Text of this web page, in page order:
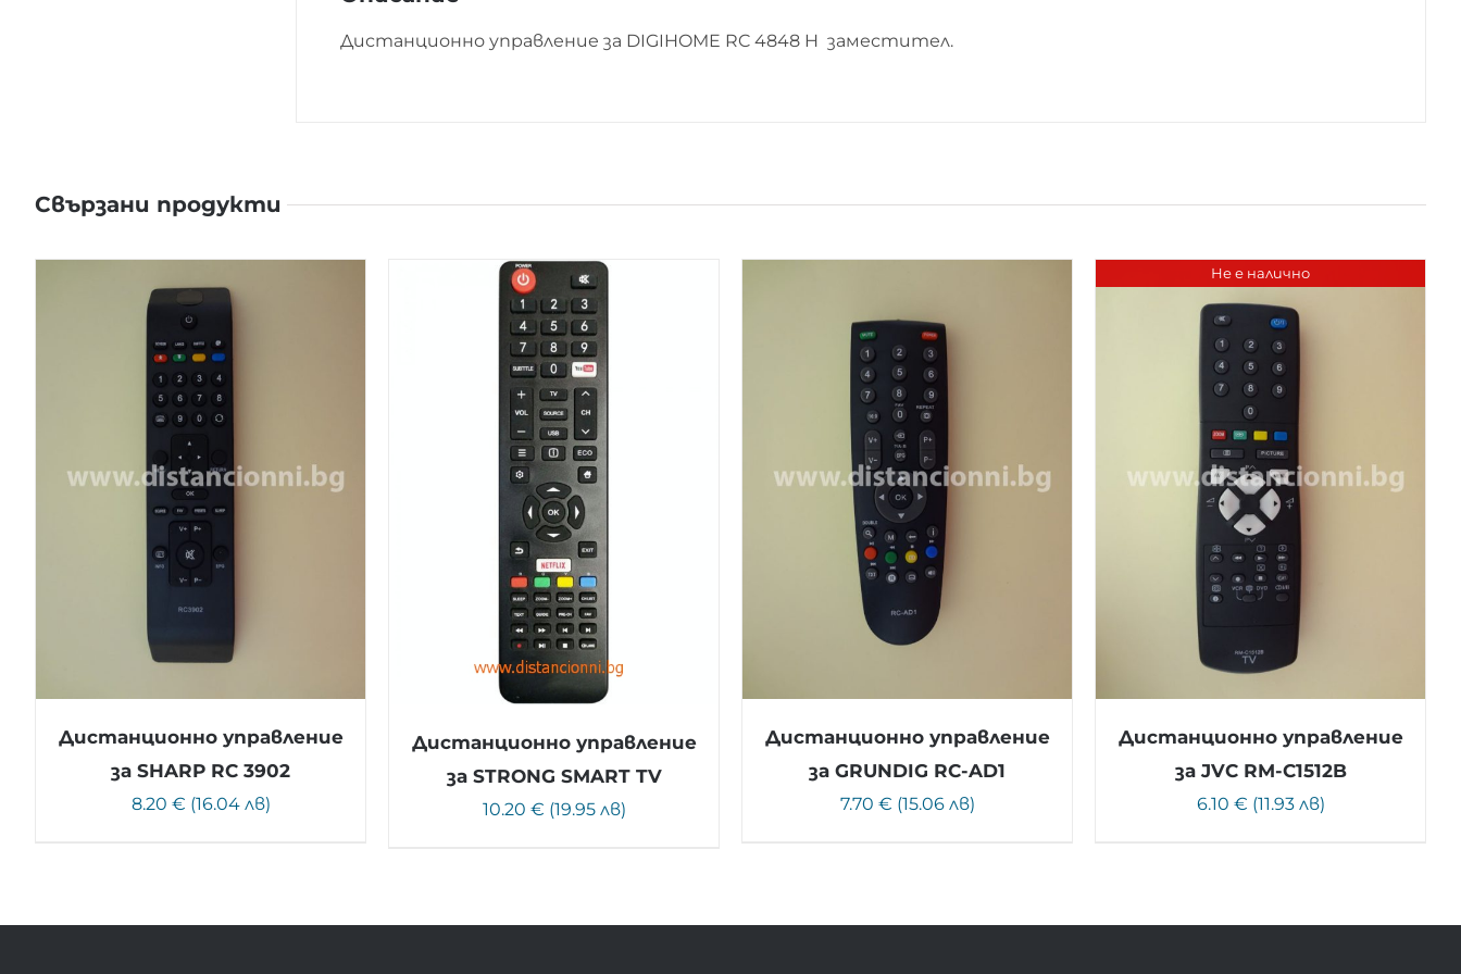
Дистанционно управление за DIGIHOME RC 4848 H заместител.
Свързани продукти
Дистанционно управление
за SHARP RC 3902
8.20 € (16.04 лв)
Дистанционно управление
за STRONG SMART TV
10.20 € (19.95 лв)
Дистанционно управление
за GRUNDIG RC-AD1
7.70 € (15.06 лв)
Не е налично
Дистанционно управление
за JVC RM-C1512B
6.10 € (11.93 лв)